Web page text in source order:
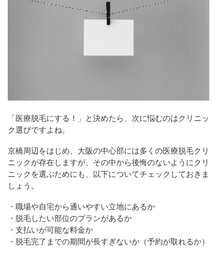
「医療脱毛にする！」と決めたら、次に悩むのはクリニッ
ク選びですよね。
京橋周辺をはじめ、大阪の中心部には多くの医療脱毛クリ
ニックが存在しますが、その中から後悔のないようにクリ
ニックを選ぶためにも、以下についてチェックしておきま
しょう。
・職場や自宅から通いやすい立地にあるか
・脱毛したい部位のプランがあるか
・支払いが可能な料金か
・脱毛完了までの期間が長すぎないか（予約が取れるか）